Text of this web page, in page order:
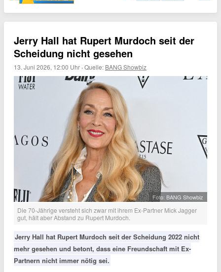
Jerry Hall hat Rupert Murdoch seit der
Scheidung nicht gesehen
13. Juni 2026, 12:00 Uhr ·Quelle: BANG Showbiz
Foto: BANG Showbiz
Die 70-Jährige versteht sich zwar mit ihrem Ex-Partner Mick Jagger
gut, hält aber Abstand zu Rupert Murdoch.
Jerry Hall hat Rupert Murdoch seit der Scheidung 2022 nicht
mehr gesehen und betont, dass eine Freundschaft mit Ex-
Partnern nicht immer nötig sei.